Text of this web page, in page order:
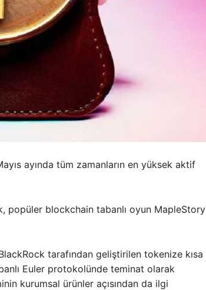
ayında tüm zamanların en yüksek aktif
popüler blockchain tabanlı oyun MapleStory
tarafından geliştirilen tokenize kısa
Euler protokolünde teminat olarak
kurumsal ürünler açısından da ilgi